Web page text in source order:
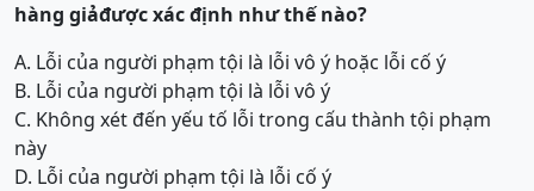
hàng giảđược xác định như thế nào?
A. Lỗi của người phạm tội là lỗi vô ý hoặc lỗi cố ý
B. Lỗi của người phạm tội là lỗi vô ý
C. Không xét đến yếu tố lỗi trong cấu thành tội phạm
này
D. Lỗi của người phạm tội là lỗi cố ý